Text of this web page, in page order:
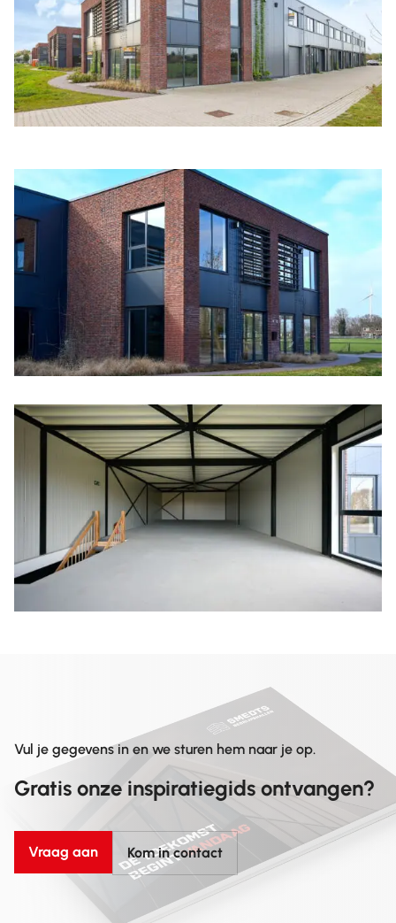
Vul je gegevens in en we sturen hem naar je op.
Gratis onze inspiratiegids ontvangen?
Vraag aan Kom in contact